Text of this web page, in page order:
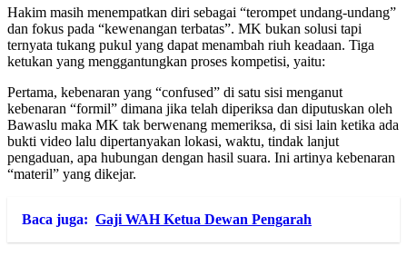
Hakim masih menempatkan diri sebagai “terompet undang-undang”
dan fokus pada “kewenangan terbatas”. MK bukan solusi tapi
ternyata tukang pukul yang dapat menambah riuh keadaan. Tiga
ketukan yang menggantungkan proses kompetisi, yaitu:
Pertama, kebenaran yang “confused” di satu sisi menganut
kebenaran “formil” dimana jika telah diperiksa dan diputuskan oleh
Bawaslu maka MK tak berwenang memeriksa, di sisi lain ketika ada
bukti video lalu dipertanyakan lokasi, waktu, tindak lanjut
pengaduan, apa hubungan dengan hasil suara. Ini artinya kebenaran
“materil” yang dikejar.
Baca juga: Gaji WAH Ketua Dewan Pengarah